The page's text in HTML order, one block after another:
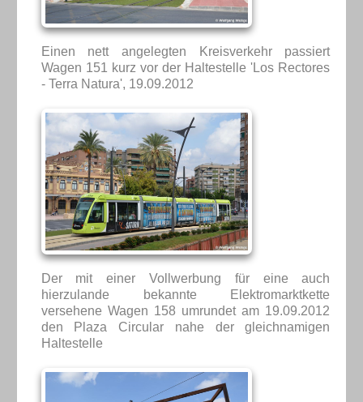
Einen nett angelegten Kreisverkehr passiert
Wagen 151 kurz vor der Haltestelle 'Los Rectores
- Terra Natura', 19.09.2012
Der mit einer Vollwerbung für eine auch
hierzulande bekannte Elektromarktkette
versehene Wagen 158 umrundet am 19.09.2012
den Plaza Circular nahe der gleichnamigen
Haltestelle